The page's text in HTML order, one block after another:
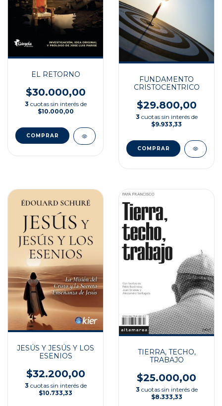
EL RETORNO
$30.000,00
3 cuotas sin interés de
$10.000,00
FUNDAMENTO
CRISTOCENTRICO
$29.800,00
3 cuotas sin interés de
$9.933,33
JESÚS Y JESÚS Y LOS
ESENIOS
$32.200,00
3 cuotas sin interés de
$10.733,33
TIERRA, TECHO,
TRABAJO
$25.000,00
3 cuotas sin interés de
$8.333,33